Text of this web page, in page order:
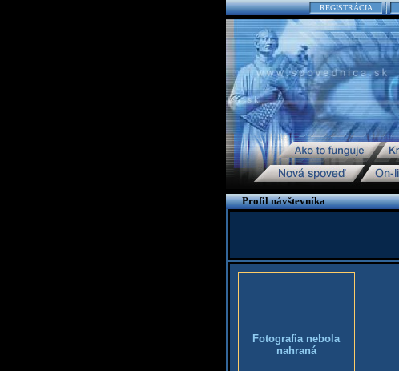
REGISTRÁCIA
Profil návštevníka
Fotografia nebola
nahraná